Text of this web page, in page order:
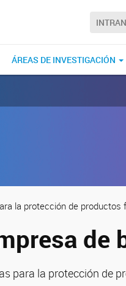
ÁREAS DE INVESTIGACIÓN
la protección de productos
de
para la protección de